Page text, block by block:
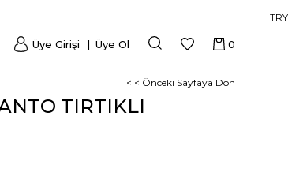
TRY
0
Üye Girişi Üye Ol
< < Önceki Sayfaya Dön
TIRTIKLI